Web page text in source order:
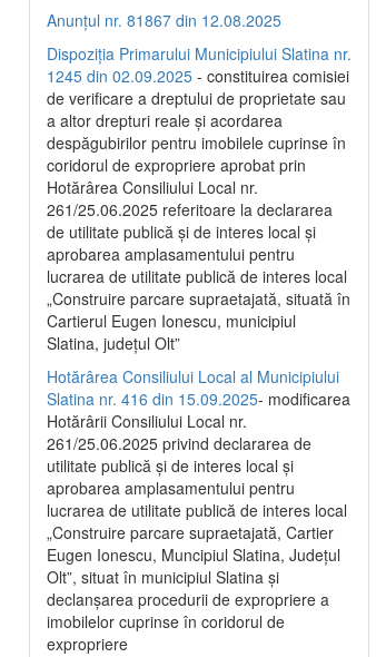
Anunțul nr. 81867 din 12.08.2025
Dispoziția Primarului Municipiului Slatina nr.
1245 din 02.09.2025 - constituirea comisiei
de verificare a dreptului de proprietate sau
a altor drepturi reale și acordarea
despăgubirilor pentru imobilele cuprinse în
coridorul de expropriere aprobat prin
Hotărârea Consiliului Local nr.
261/25.06.2025 referitoare la declararea
de utilitate publică și de interes local și
aprobarea amplasamentului pentru
lucrarea de utilitate publică de interes local
„Construire parcare supraetajată, situată în
Cartierul Eugen Ionescu, municipiul
Slatina, județul Olt”
Hotărârea Consiliului Local al Municipiului
Slatina nr. 416 din 15.09.2025- modificarea
Hotărârii Consiliului Local nr.
261/25.06.2025 privind declararea de
utilitate publică și de interes local și
aprobarea amplasamentului pentru
lucrarea de utilitate publică de interes local
„Construire parcare supraetajată, Cartier
Eugen Ionescu, Muncipiul Slatina, Județul
Olt”, situat în municipiul Slatina și
declanșarea procedurii de expropriere a
imobilelor cuprinse în coridorul de
expropriere